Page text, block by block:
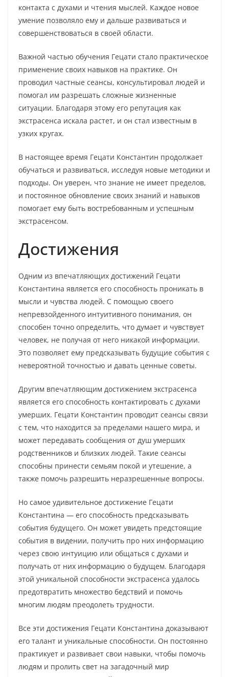
контакта с духами и чтения мыслей. Каждое новое
умение позволяло ему и дальше развиваться и
совершенствоваться в своей области.
Важной частью обучения Гецати стало практическое
применение своих навыков на практике. Он
проводил частные сеансы, консультировал людей и
помогал им разрешать сложные жизненные
ситуации. Благодаря этому его репутация как
экстрасенса искала растет, и он стал известным в
узких кругах.
В настоящее время Гецати Константин продолжает
обучаться и развиваться, исследуя новые методики и
подходы. Он уверен, что знание не имеет пределов,
и постоянное обновление своих знаний и навыков
помогает ему быть востребованным и успешным
экстрасенсом.
Достижения
Одним из впечатляющих достижений Гецати
Константина является его способность проникать в
мысли и чувства людей. С помощью своего
непревзойденного интуитивного понимания, он
способен точно определить, что думает и чувствует
человек, не получая от него никакой информации.
Это позволяет ему предсказывать будущие события с
невероятной точностью и давать ценные советы.
Другим впечатляющим достижением экстрасенса
является его способность контактировать с духами
умерших. Гецати Константин проводит сеансы связи
с тем, что находится за пределами нашего мира, и
может передавать сообщения от душ умерших
родственников и близких людей. Такие сеансы
способны принести семьям покой и утешение, а
также помочь разрешить неразрешенные вопросы.
Но самое удивительное достижение Гецати
Константина — его способность предсказывать
события будущего. Он может увидеть предстоящие
события в видении, получить про них информацию
через свою интуицию или общаться с духами и
получать от них информацию о будущем. Благодаря
этой уникальной способности экстрасенса удалось
предотвратить множество бедствий и помочь
многим людям преодолеть трудности.
Все эти достижения Гецати Константина доказывают
его талант и уникальные способности. Он постоянно
практикует и развивает свои навыки, чтобы помочь
людям и пролить свет на загадочный мир